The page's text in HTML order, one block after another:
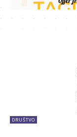
DRUŠTVO